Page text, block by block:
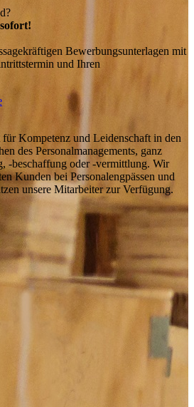
Bewerbungsunterlagen mit
und Ihren
Kompetenz und Leidenschaft in den
des Personalmanagements, ganz
-beschaffung oder -vermittlung. Wir
Kunden bei Personalengpässen und
unsere Mitarbeiter zur Verfügung.